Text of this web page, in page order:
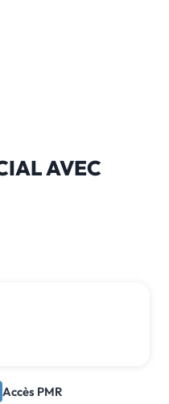
AVEC
Accès PMR